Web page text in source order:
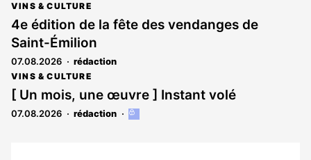
VINS & CULTURE
4e édition de la fête des vendanges de
Saint-Émilion
07.08.2026 rédaction
VINS & CULTURE
[ Un mois, une œuvre ] Instant volé
07.08.2026 rédaction
Cet